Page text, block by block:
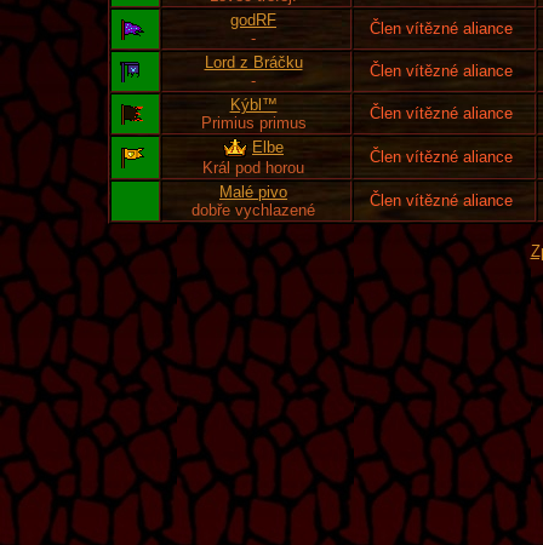
godRF
-
Člen vítězné aliance
Lord z Bráčku
-
Člen vítězné aliance
Kýbl™
Primius primus
Člen vítězné aliance
Elbe
Král pod horou
Člen vítězné aliance
Malé pivo
dobře vychlazené
Člen vítězné aliance